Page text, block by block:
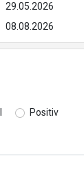
29.05.2026
08.08.2026
Positiv